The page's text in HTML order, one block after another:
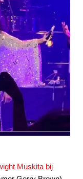
Muskita bij